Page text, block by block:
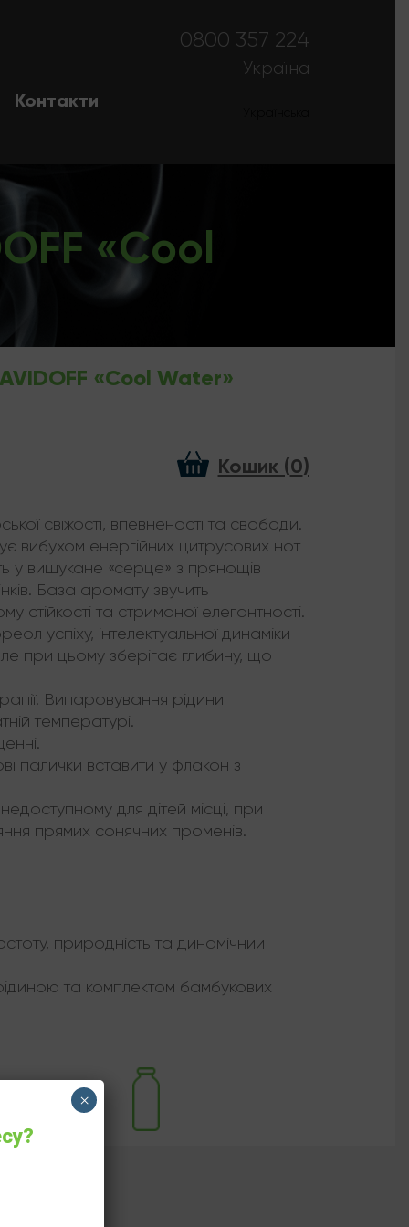
Контакти
0800 357 224
Україна
«Cool
«Cool Water»
Кошик (0)
свіжості, впевненості та свободи.
вибухом енергійних цитрусових нот
у вишукане «серце» з прянощів
База аромату звучить
та стриманої елегантності.
успіху, інтелектуальної динаміки
при цьому зберігає глибину, що
Випаровування рідини
температурі.
палички вставити у флакон з
для дітей місці, при
прямих сонячних променів.
природність та динамічний
та комплектом бамбукових
×